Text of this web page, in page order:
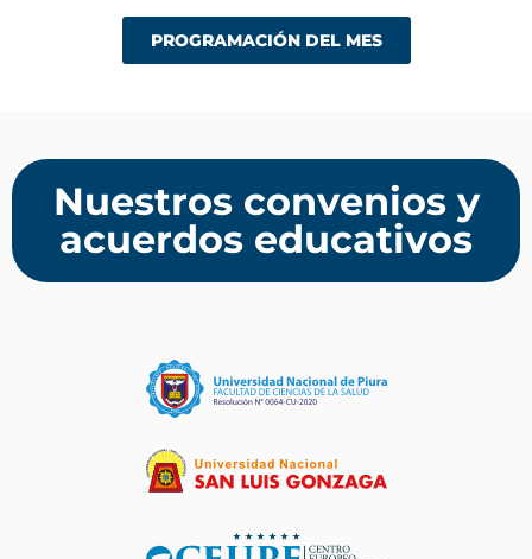
PROGRAMACIÓN DEL MES
Nuestros convenios y
acuerdos educativos